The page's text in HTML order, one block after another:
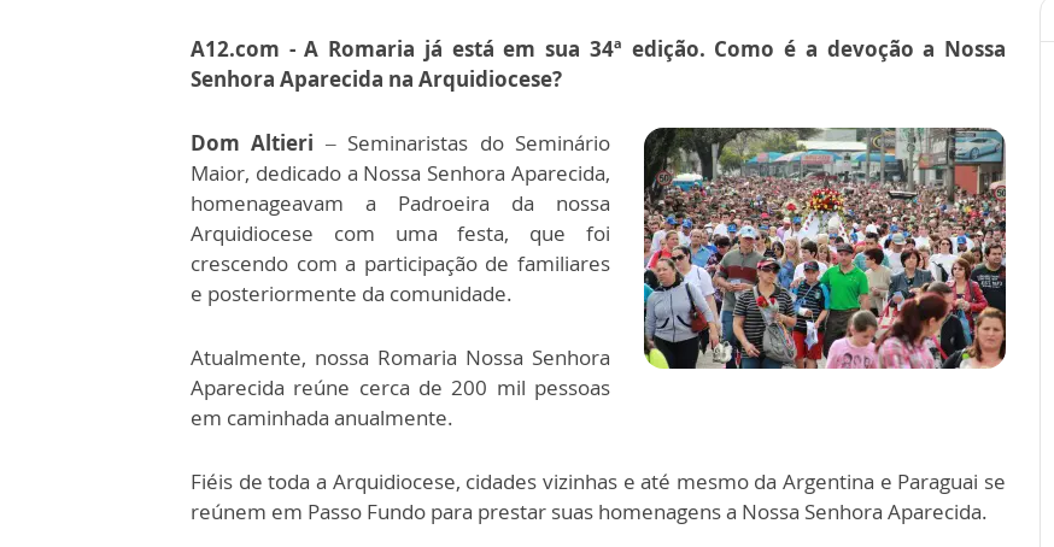
A12.com - A Romaria já está em sua 34ª edição. Como é a devoção a Nossa
Senhora Aparecida na Arquidiocese?
Dom Altieri – Seminaristas do Seminário
Maior, dedicado a Nossa Senhora Aparecida,
homenageavam a Padroeira da nossa
Arquidiocese com uma festa, que foi
crescendo com a participação de familiares
e posteriormente da comunidade.
Atualmente, nossa Romaria Nossa Senhora
Aparecida reúne cerca de 200 mil pessoas
em caminhada anualmente.
Fiéis de toda a Arquidiocese, cidades vizinhas e até mesmo da Argentina e Paraguai se
reúnem em Passo Fundo para prestar suas homenagens a Nossa Senhora Aparecida.